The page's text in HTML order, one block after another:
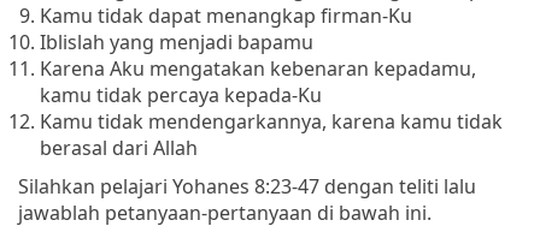
Kamu tidak dapat menangkap firman-Ku
Iblislah yang menjadi bapamu
Karena Aku mengatakan kebenaran kepadamu,
kamu tidak percaya kepada-Ku
Kamu tidak mendengarkannya, karena kamu tidak
berasal dari Allah
Silahkan pelajari Yohanes 8:23-47 dengan teliti lalu
jawablah petanyaan-pertanyaan di bawah ini.